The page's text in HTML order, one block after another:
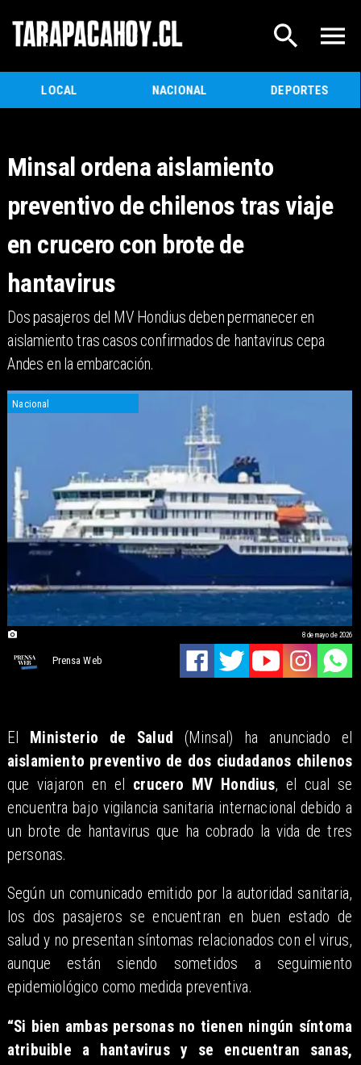
LOCAL NACIONAL DEPORTES
Minsal ordena aislamiento
preventivo de chilenos tras viaje
en crucero con brote de
hantavirus
Dos pasajeros del MV Hondius deben permanecer en
aislamiento tras casos confirmados de hantavirus cepa
Andes en la embarcación.
Nacional
Prensa Web
8 de mayo de 2026
El Ministerio de Salud
(Minsal) ha anunciado el
aislamiento preventivo de dos ciudadanos chilenos
que viajaron en el crucero MV Hondius, el cual se
encuentra bajo vigilancia sanitaria internacional debido a
un brote de hantavirus que ha cobrado la vida de tres
personas.
Según un comunicado emitido por la autoridad sanitaria,
los dos pasajeros se encuentran en buen estado de
salud y no presentan síntomas relacionados con el virus,
aunque están siendo sometidos a seguimiento
epidemiológico como medida preventiva.
“Si bien ambas personas no tienen ningún síntoma
atribuible a hantavirus y se encuentran sanas,